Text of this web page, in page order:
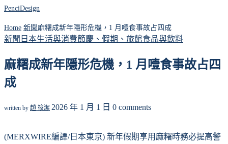
PenciDesign
Home 新聞麻糬成新年隱形危機，1 月噎食事故占四成
新聞 日本生活與消費節慶、假期、旅館食品與飲料
麻糬成新年隱形危機，1 月噎食事故占四
成
written by 趙 筱潔 2026 年 1 月 1 日 0 comments
(MERXWIRE編譯/日本東京) 新年假期享用麻糬時務必提高警